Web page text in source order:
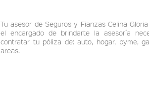
Tu asesor de Seguros y Fianzas Celina
el encargado de brindarte la asesoría
contratar tu póliza de: auto, hogar, pyme,
areas.